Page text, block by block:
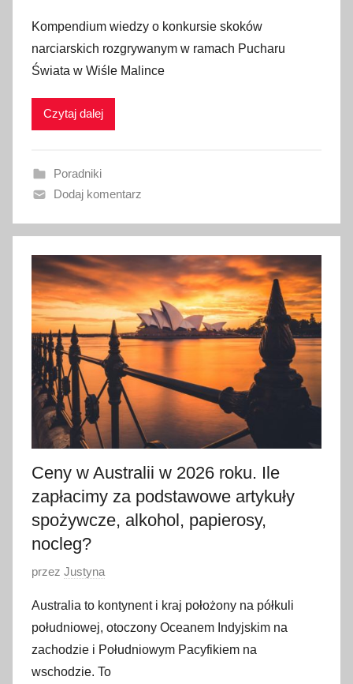
u
b
l
i
a
n
1
g
r
u
d
n
a
4
Kompendium wiedzy o konkursie skoków
narciarskich rozgrywanym w ramach Pucharu
Świata w Wiśle Malince
Czytaj dalej
Poradniki
Dodaj komentarz
Ceny w Australii w 2026 roku. Ile
zapłacimy za podstawowe artykuły
spożywcze, alkohol, papierosy,
nocleg?
O
u
b
l
i
przez Justyna
Australia to kontynent i kraj położony na półkuli
południowej, otoczony Oceanem Indyjskim na
zachodzie i Południowym Pacyfikiem na
wschodzie. To